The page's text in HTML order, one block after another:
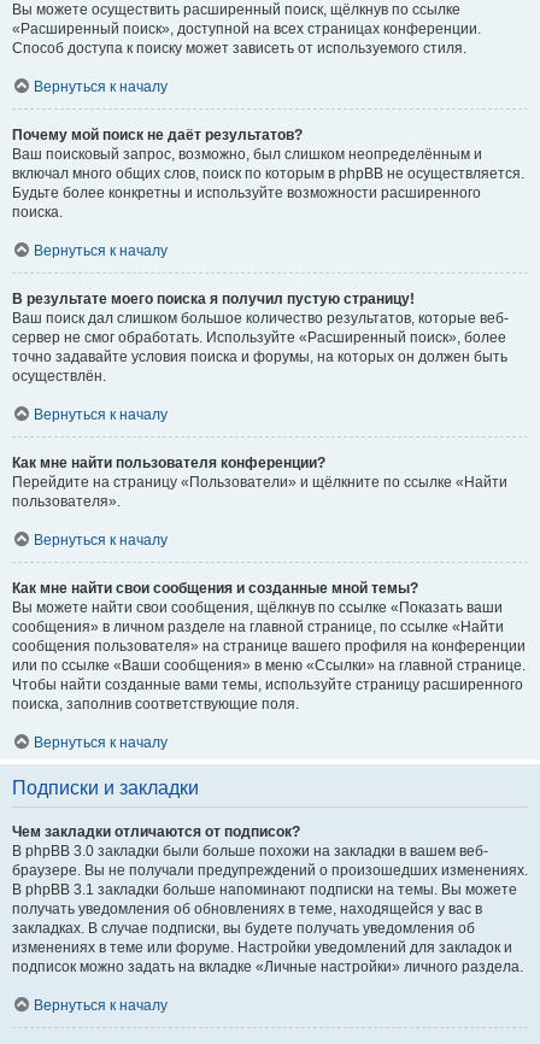
Вы можете осуществить расширенный поиск, щёлкнув по ссылке
«Расширенный поиск», доступной на всех страницах конференции.
Способ доступа к поиску может зависеть от используемого стиля.
Вернуться к началу
Почему мой поиск не даёт результатов?
Ваш поисковый запрос, возможно, был слишком неопределённым и
включал много общих слов, поиск по которым в phpBB не осуществляется.
Будьте более конкретны и используйте возможности расширенного
поиска.
Вернуться к началу
В результате моего поиска я получил пустую страницу!
Ваш поиск дал слишком большое количество результатов, которые веб-
сервер не смог обработать. Используйте «Расширенный поиск», более
точно задавайте условия поиска и форумы, на которых он должен быть
осуществлён.
Вернуться к началу
Как мне найти пользователя конференции?
Перейдите на страницу «Пользователи» и щёлкните по ссылке «Найти
пользователя».
Вернуться к началу
Как мне найти свои сообщения и созданные мной темы?
Вы можете найти свои сообщения, щёлкнув по ссылке «Показать ваши
сообщения» в личном разделе на главной странице, по ссылке «Найти
сообщения пользователя» на странице вашего профиля на конференции
или по ссылке «Ваши сообщения» в меню «Ссылки» на главной странице.
Чтобы найти созданные вами темы, используйте страницу расширенного
поиска, заполнив соответствующие поля.
Вернуться к началу
Подписки и закладки
Чем закладки отличаются от подписок?
В phpBB 3.0 закладки были больше похожи на закладки в вашем веб-
браузере. Вы не получали предупреждений о произошедших изменениях.
В phpBB 3.1 закладки больше напоминают подписки на темы. Вы можете
получать уведомления об обновлениях в теме, находящейся у вас в
закладках. В случае подписки, вы будете получать уведомления об
изменениях в теме или форуме. Настройки уведомлений для закладок и
подписок можно задать на вкладке «Личные настройки» личного раздела.
Вернуться к началу